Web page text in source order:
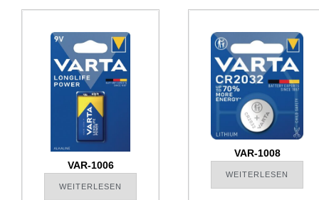
VAR-1006
WEITERLESEN
VAR-1008
WEITERLESEN